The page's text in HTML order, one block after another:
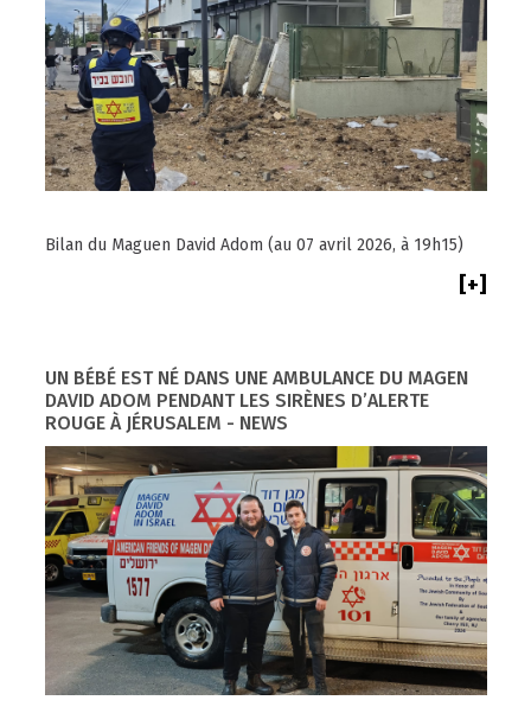
Bilan du Maguen David Adom (au 07 avril 2026, à 19h15)
[+]
UN BÉBÉ EST NÉ DANS UNE AMBULANCE DU MAGEN
DAVID ADOM PENDANT LES SIRÈNES D’ALERTE
ROUGE À JÉRUSALEM - NEWS